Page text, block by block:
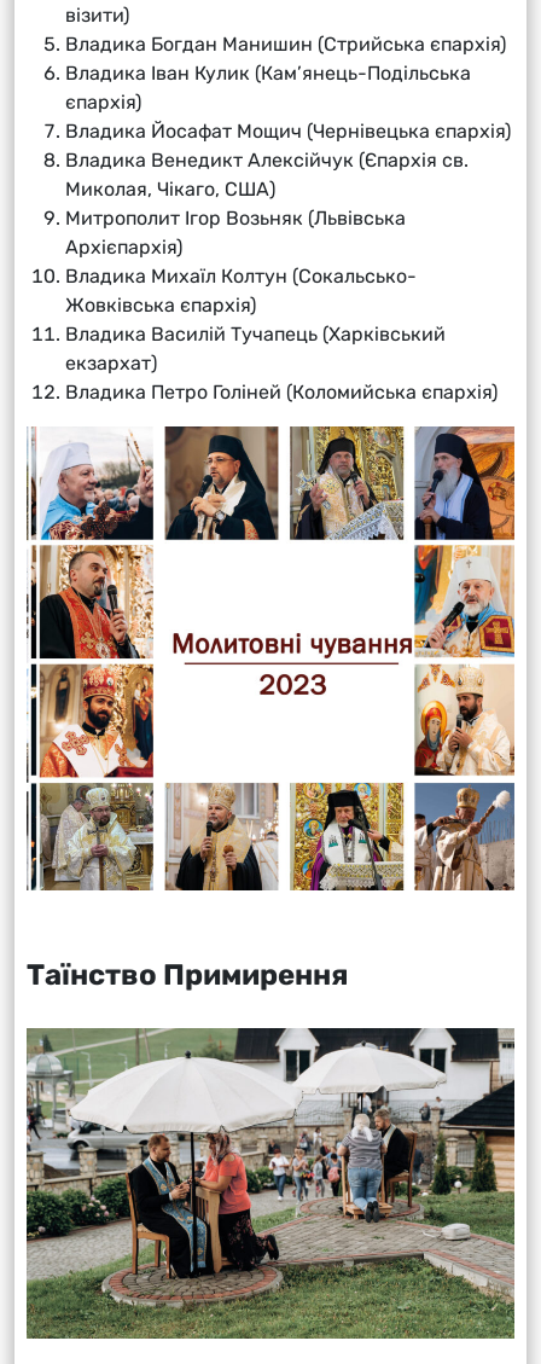
візити)
Владика Богдан Манишин (Стрийська єпархія)
Владика Іван Кулик (Кам’янець-Подільська
єпархія)
Владика Йосафат Мощич (Чернівецька єпархія)
Владика Венедикт Алексійчук (Єпархія св.
Миколая, Чікаго, США)
Митрополит Ігор Возьняк (Львівська
Архієпархія)
Владика Михаїл Колтун (Сокальсько-
Жовківська єпархія)
Владика Василій Тучапець (Харківський
екзархат)
Владика Петро Голіней (Коломийська єпархія)
Таїнство Примирення